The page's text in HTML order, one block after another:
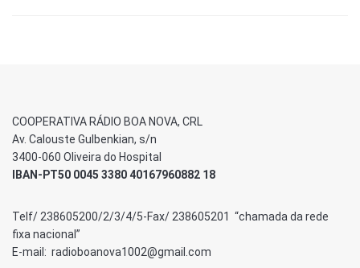
COOPERATIVA RÁDIO BOA NOVA, CRL
Av. Calouste Gulbenkian, s/n
3400-060 Oliveira do Hospital
IBAN-PT50 0045 3380 40167960882 18
Telf/ 238605200/2/3/4/5-Fax/ 238605201 “chamada da rede
fixa nacional”
E-mail: radioboanova1002@gmail.com